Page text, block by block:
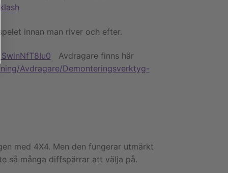
innan man river och efter.
Avdragare finns här
Avdragare/Demonteringsverktyg-
med 4X4. Men den fungerar utmärkt
så många diffspärrar att välja på.